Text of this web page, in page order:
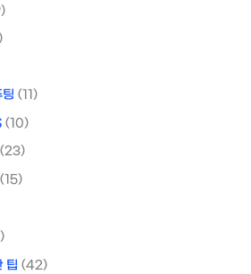
(11)
(10)
(23)
(15)
팁 (42)